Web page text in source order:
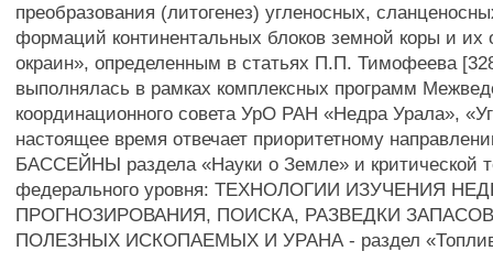
преобразования (литогенез) угленосных,
формаций континентальных блоков земной коры и их
окраин», определенным в статьях П.П. Тимофеева
выполнялась в рамках комплексных программ
координационного совета УрО РАН «Недра Урала»,
настоящее время отвечает приоритетному
БАССЕЙНЫ раздела «Науки о Земле» и критической
федерального уровня: ТЕХНОЛОГИИ ИЗУЧЕНИЯ
ПРОГНОЗИРОВАНИЯ, ПОИСКА, РАЗВЕДКИ
ПОЛЕЗНЫХ ИСКОПАЕМЫХ И УРАНА - раздел «Топливо